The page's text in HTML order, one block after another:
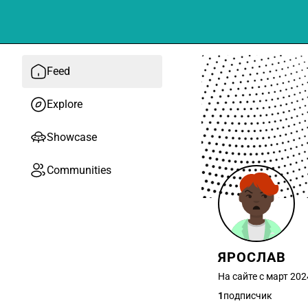
Feed
Explore
Showcase
Communities
ЯРОСЛАВ
На сайте с март
1подписчик